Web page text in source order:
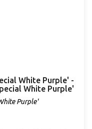
White Purple' -
White Purple'
Purple'